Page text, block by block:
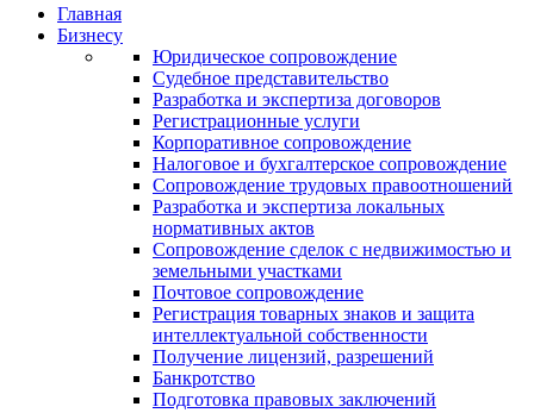
Главная
Бизнесу
Юридическое сопровождение
Судебное представительство
Разработка и экспертиза договоров
Регистрационные услуги
Корпоративное сопровождение
Налоговое и бухгалтерское сопровождение
Сопровождение трудовых правоотношений
Разработка и экспертиза локальных
нормативных актов
Сопровождение сделок с недвижимостью и
земельными участками
Почтовое сопровождение
Регистрация товарных знаков и защита
интеллектуальной собственности
Получение лицензий, разрешений
Банкротство
Подготовка правовых заключений